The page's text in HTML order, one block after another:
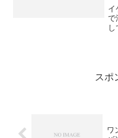
イ
で
スポ
ワ